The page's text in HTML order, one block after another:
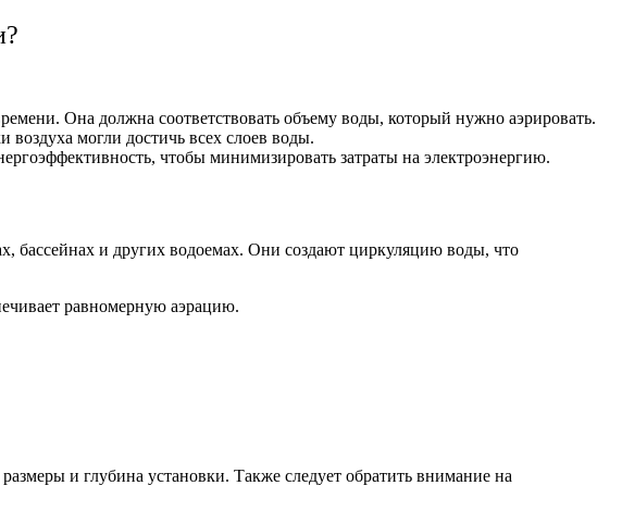
Она должна соответствовать объему воды, который нужно аэрировать.
могли достичь всех слоев воды.
чтобы минимизировать затраты на электроэнергию.
бассейнах и других водоемах. Они создают циркуляцию воды, что
равномерную аэрацию.
и глубина установки. Также следует обратить внимание на